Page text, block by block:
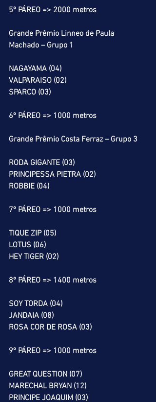
5º PÁREO => 2000 metros
Grande Prêmio Linneo de Paula
Machado – Grupo 1
NAGAYAMA (04)
VALPARAISO (02)
SPARCO (03)
6º PÁREO => 1000 metros
Grande Prêmio Costa Ferraz – Grupo 3
RODA GIGANTE (03)
PRINCIPESSA PIETRA (02)
ROBBIE (04)
7º PÁREO => 1000 metros
TIQUE ZIP (05)
LOTUS (06)
HEY TIGER (02)
8º PÁREO => 1400 metros
SOY TORDA (04)
JANDAIA (08)
ROSA COR DE ROSA (03)
9º PÁREO => 1000 metros
GREAT QUESTION (07)
MARECHAL BRYAN (12)
PRINCIPE JOAQUIM (03)